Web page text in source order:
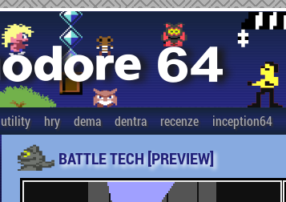
utility hry dema dentra recenze inception64
BATTLE TECH [PREVIEW]